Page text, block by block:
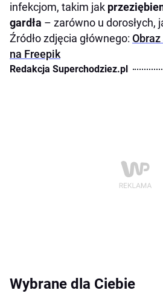
infekcjom, takim jak
gardła – zarówno u dorosłych,
Źródło zdjęcia głównego:
na Freepik
Redakcja Superchodziez.pl
Wybrane dla Ciebie